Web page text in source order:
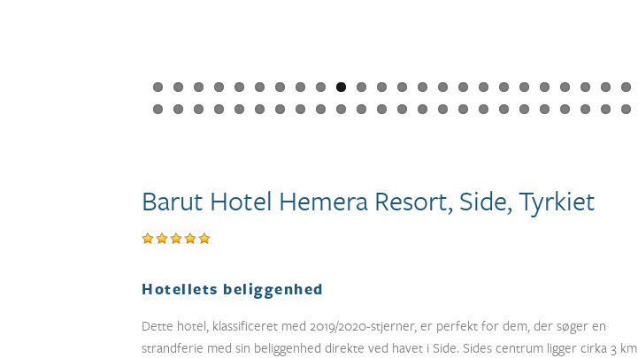
Barut Hotel Hemera Resort, Side, Tyrkiet
Hotellets beliggenhed
Dette hotel, klassificeret med 2019/2020-stjerner, er perfekt for dem, der søger en
strandferie med sin beliggenhed direkte ved havet i Side. Sides centrum ligger cirka 3 km